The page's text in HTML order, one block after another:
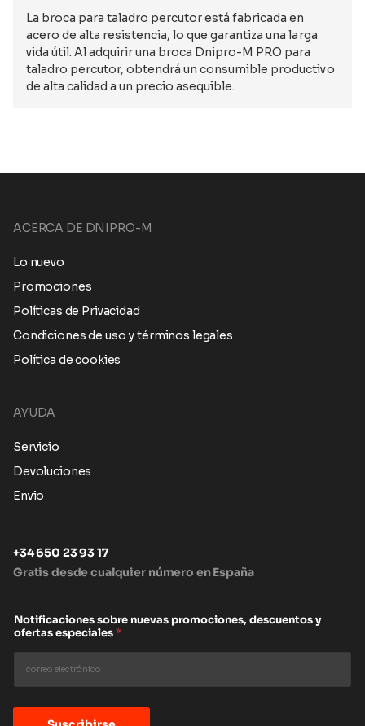
La broca para taladro percutor está fabricada en
acero de alta resistencia, lo que garantiza una larga
vida útil. Al adquirir una broca Dnipro-M PRO para
taladro percutor, obtendrá un consumible productivo
de alta calidad a un precio asequible.
ACERCA DE DNIPRO-M
Lo nuevo
Promociones
Políticas de Privacidad
Condiciones de uso y términos legales
Política de cookies
AYUDA
Servicio
Devoluciones
Envio
+34 650 23 93 17
Gratis desde cualquier número en España
Notificaciones sobre nuevas promociones, descuentos y
ofertas especiales*